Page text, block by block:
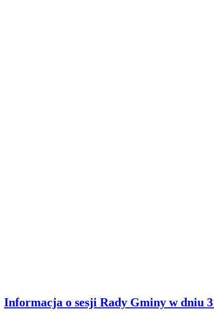
Informacja o sesji Rady Gminy w dniu